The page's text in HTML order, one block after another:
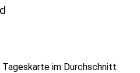
im Durchschnitt